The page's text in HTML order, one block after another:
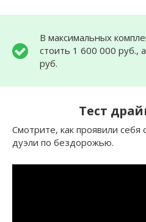
В максимальных
стоить 1 600 000 руб.,
руб.
Тест
Смотрите, как проявили
дуэли по бездорожью.